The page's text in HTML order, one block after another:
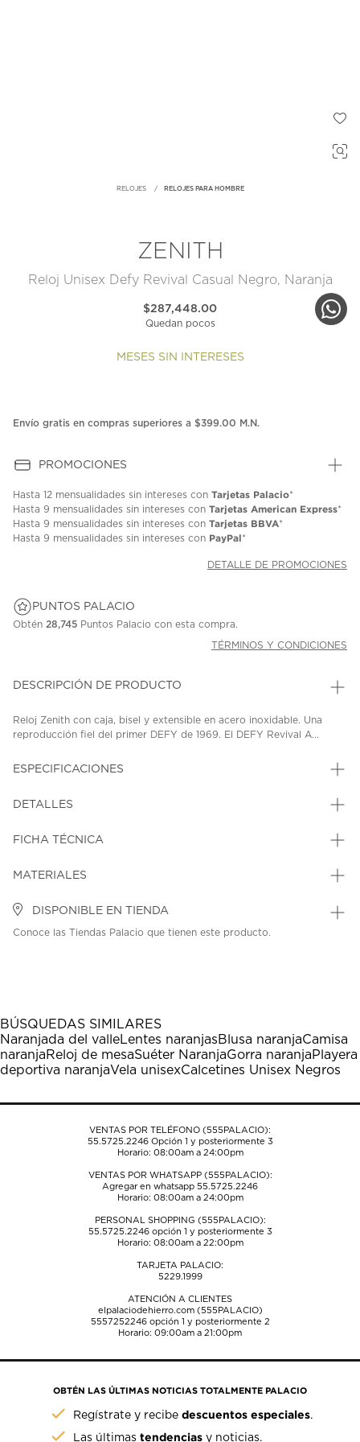
RELOJES RELOJES PARA HOMBRE
ZENITH
Reloj Unisex Defy Revival Casual Negro, Naranja
$287,448.00
Quedan pocos
MESES SIN INTERESES
Envío gratis en compras superiores a $399.00 M.N.
PROMOCIONES
Hasta 12 mensualidades sin intereses con Tarjetas Palacio*
Hasta 9 mensualidades sin intereses con Tarjetas American Express*
Hasta 9 mensualidades sin intereses con Tarjetas BBVA*
Hasta 9 mensualidades sin intereses con PayPal*
DETALLE DE PROMOCIONES
PUNTOS PALACIO
Obtén 28,745 Puntos Palacio con esta compra.
TÉRMINOS Y CONDICIONES
DESCRIPCIÓN DE PRODUCTO
Reloj Zenith con caja, bisel y extensible en acero inoxidable. Una
reproducción fiel del primer DEFY de 1969. El DEFY Revival A...
ESPECIFICACIONES
DETALLES
FICHA TÉCNICA
MATERIALES
DISPONIBLE EN TIENDA
Conoce las Tiendas Palacio que tienen este producto.
BÚSQUEDAS SIMILARES
Naranjada del valleLentes naranjasBlusa naranjaCamisa
naranjaReloj de mesaSuéter NaranjaGorra naranjaPlayera
deportiva naranjaVela unisexCalcetines Unisex Negros
VENTAS POR TELÉFONO (555PALACIO):
55.5725.2246Opción 1 y posteriormente 3
Horario: 08:00am a 24:00pm
VENTAS POR WHATSAPP (555PALACIO):
Agregar en whatsapp 55.5725.2246
Horario: 08:00am a 24:00pm
PERSONAL SHOPPING (555PALACIO):
55.5725.2246opción 1 y posteriormente 3
Horario: 08:00am a 22:00pm
TARJETA PALACIO:
5229.1999
ATENCIÓN A CLIENTES
elpalaciodehierro.com (555PALACIO)
5557252246opción 1 y posteriormente 2
Horario: 09:00am a 21:00pm
OBTÉN LAS ÚLTIMAS NOTICIAS TOTALMENTE PALACIO
Regístrate y recibedescuentos especiales.
Las últimastendencias y noticias.